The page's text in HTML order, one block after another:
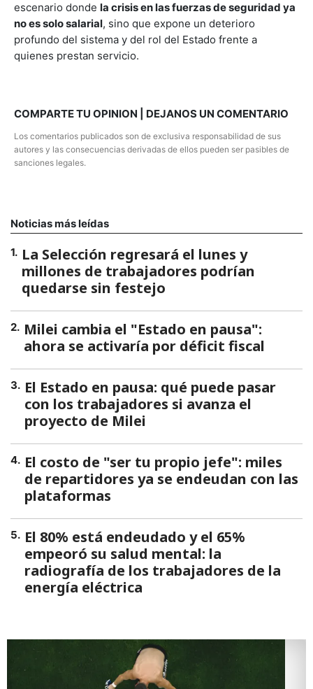
escenario donde la crisis en las fuerzas de seguridad ya
no es solo salarial, sino que expone un deterioro
profundo del sistema y del rol del Estado frente a
quienes prestan servicio.
COMPARTE TU OPINION | DEJANOS UN COMENTARIO
Los comentarios publicados son de exclusiva responsabilidad de sus
autores y las consecuencias derivadas de ellos pueden ser pasibles de
sanciones legales.
Noticias más leídas
1. La Selección regresará el lunes y
millones de trabajadores podrían
quedarse sin festejo
2. Milei cambia el "Estado en pausa":
ahora se activaría por déficit fiscal
3. El Estado en pausa: qué puede pasar
con los trabajadores si avanza el
proyecto de Milei
4. El costo de "ser tu propio jefe": miles
de repartidores ya se endeudan con las
plataformas
5. El 80% está endeudado y el 65%
empeoró su salud mental: la
radiografía de los trabajadores de la
energía eléctrica